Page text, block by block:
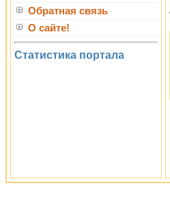
Обратная связь
О сайте!
Статистика портала